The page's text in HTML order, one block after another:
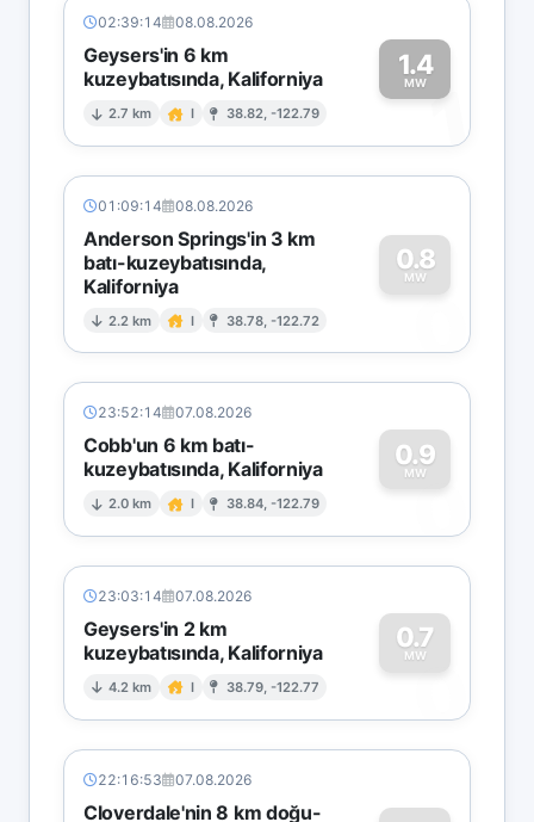
02:39:14 08.08.2026
Geysers'in 6 km
kuzeybatısında, Kaliforniya
2.7 km I 38.82, -122.79
1.4
MW1
01:09:14 08.08.2026
Anderson Springs'in 3 km
batı-kuzeybatısında,
Kaliforniya
2.2 km I 38.78, -122.72
0.8
MW
0
23:52:14 07.08.2026
Cobb'un 6 km batı-
kuzeybatısında, Kaliforniya
2.0 km I 38.84, -122.79
0.9
MW
0
23:03:14 07.08.2026
Geysers'in 2 km
kuzeybatısında, Kaliforniya
4.2 km I 38.79, -122.77
0.7
MW
0
22:16:53 07.08.2026
Cloverdale'nin 8 km doğu-